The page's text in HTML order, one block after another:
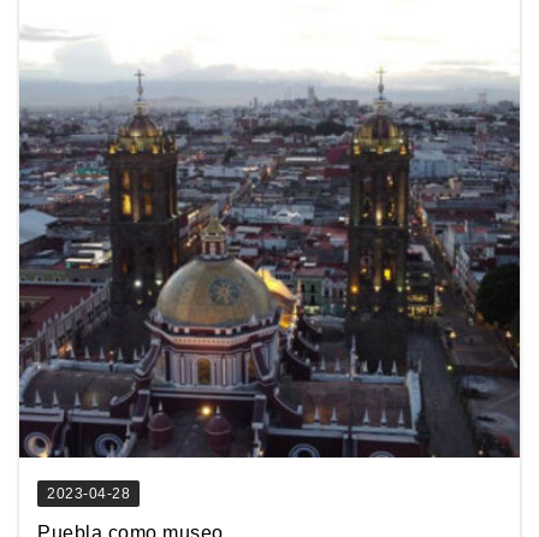
2023-04-28
Puebla como museo